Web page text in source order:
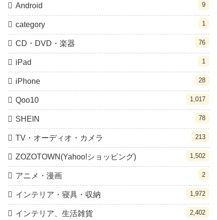
Android 9
category 1
CD・DVD・楽器 76
iPad 1
iPhone 28
Qoo10 1,017
SHEIN 78
TV・オーディオ・カメラ 213
ZOZOTOWN(Yahoo!ショッピング) 1,502
アニメ・漫画 2
インテリア・寝具・収納 1,972
インテリア、生活雑貨 2,402